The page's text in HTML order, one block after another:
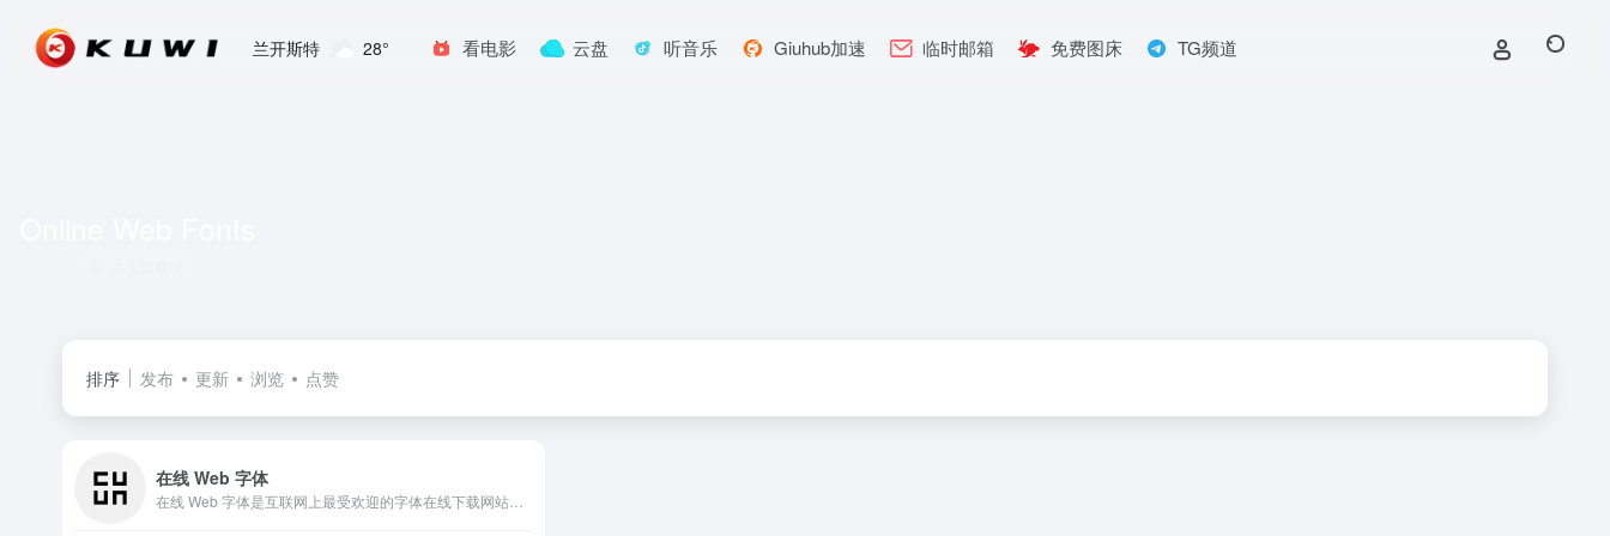
兰开斯特 28° 看电影 云盘 听音乐 Giuhub加速 临时邮箱 免费图床 TG频道
排序 发布 更新 浏览 点赞
在线 Web 字体